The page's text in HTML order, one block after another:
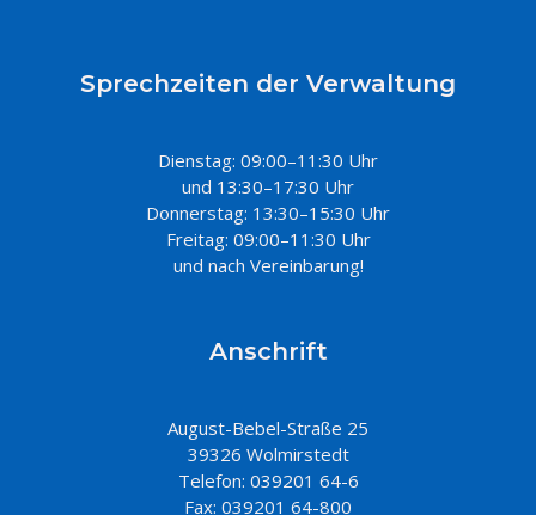
Sprechzeiten der Verwaltung
Dienstag: 09:00–11:30 Uhr
und 13:30–17:30 Uhr
Donnerstag: 13:30–15:30 Uhr
Freitag: 09:00–11:30 Uhr
und nach Vereinbarung!
Anschrift
August-Bebel-Straße 25
39326 Wolmirstedt
Telefon: 039201 64-6
Fax: 039201 64-800